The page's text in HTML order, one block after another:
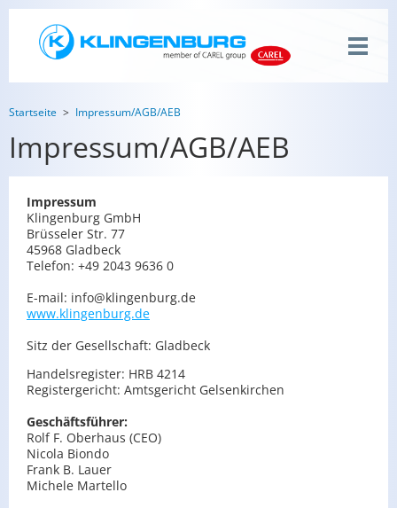
Startseite Impressum/AGB/AEB
Impressum/AGB/AEB
Im­pres­sum
Klin­gen­burg GmbH
Brüs­se­ler Str. 77
45968 Glad­beck
Te­le­fon: +49 2043 9636 0
E-mail: info@​klingenburg.​de
www.​klingenburg.​de
Sitz der Ge­sell­schaft: Glad­beck
Han­dels­re­gis­ter: HRB 4214
Re­gis­ter­ge­richt: Amts­ge­richt Gel­sen­kir­chen
Ge­schäfts­füh­rer:
Rolf F. Ober­haus (CEO)
Ni­co­la Bi­on­do
Frank B. Lauer
Mi­che­le Mar­tel­lo